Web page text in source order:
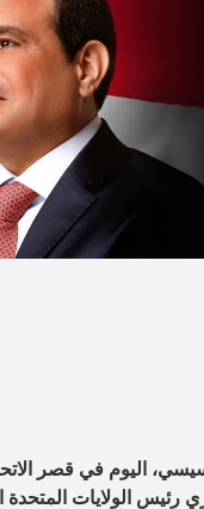
اليوم في قصر
رئيس الولايات